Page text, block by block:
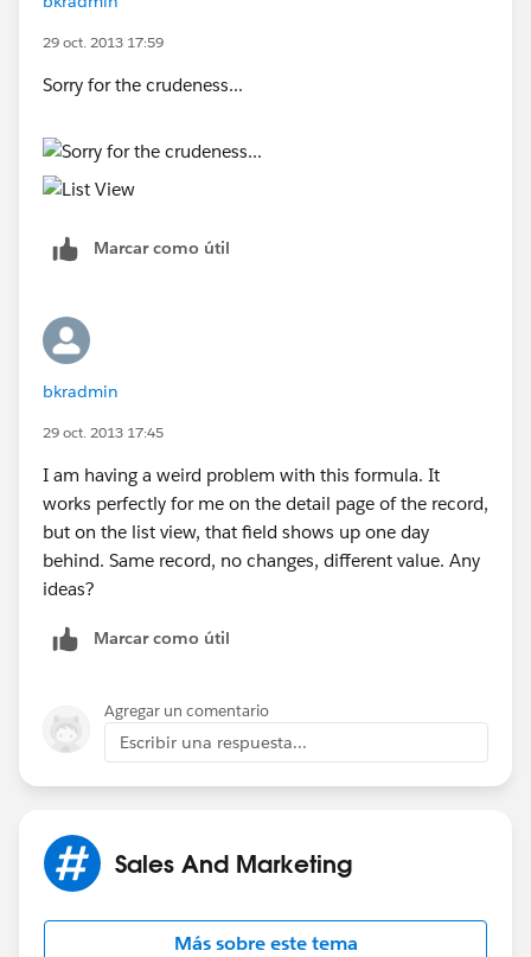
29 oct. 2013 17:59
Sorry for the crudeness...
Marcar como útil
bkradmin
29 oct. 2013 17:45
I am having a weird problem with this formula. It
works perfectly for me on the detail page of the record,
but on the list view, that field shows up one day
behind. Same record, no changes, different value. Any
ideas?
Marcar como útil
Agregar un comentario
Escribir una respuesta...
Sales And Marketing
Más sobre este tema